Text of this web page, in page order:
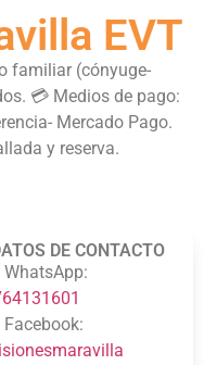
EVT
familiar (cónyuge-
💳 Medios de pago:
Mercado Pago.
y reserva.
DE CONTACTO
WhatsApp:
Facebook: